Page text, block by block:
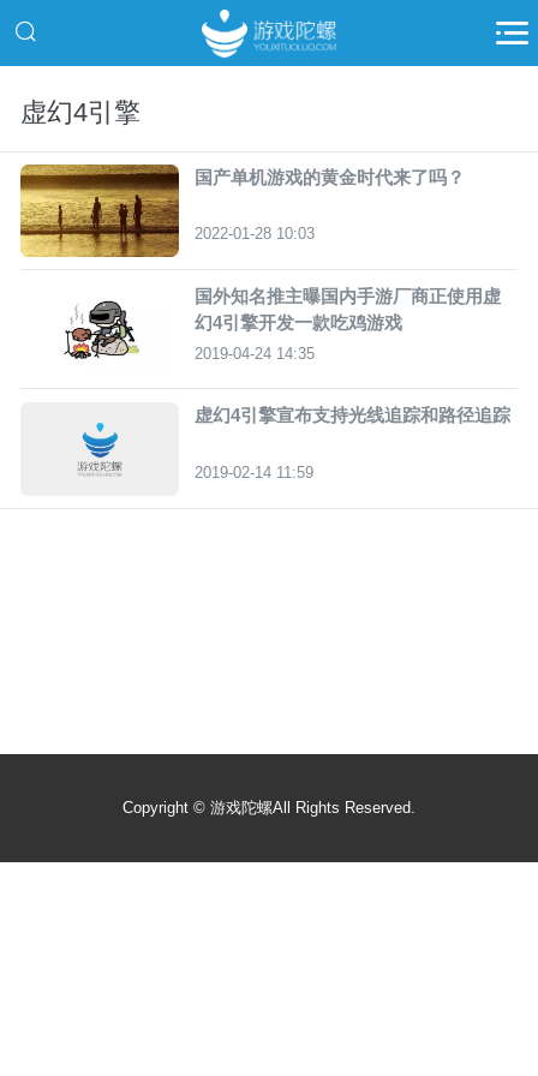
虚幻4引擎
国产单机游戏的黄金时代来了吗？
2022-01-28 10:03
国外知名推主曝国内手游厂商正使用虚
幻4引擎开发一款吃鸡游戏
2019-04-24 14:35
虚幻4引擎宣布支持光线追踪和路径追踪
2019-02-14 11:59
Copyright © 游戏陀螺All Rights Reserved.